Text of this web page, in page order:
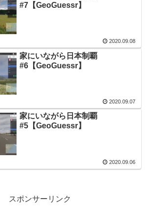
#7【GeoGuessr】
2020.09.08
家にいながら日本制覇
#6【GeoGuessr】
2020.09.07
家にいながら日本制覇
#5【GeoGuessr】
2020.09.06
スポンサーリンク